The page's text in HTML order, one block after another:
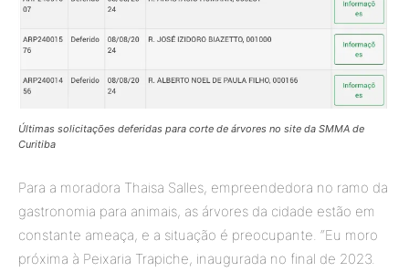
Últimas solicitações deferidas para corte de árvores no site da SMMA de
Curitiba
Para a moradora Thaisa Salles, empreendedora no ramo da
gastronomia para animais, as árvores da cidade estão em
constante ameaça, e a situação é preocupante. “Eu moro
próxima à Peixaria Trapiche, inaugurada no final de 2023.